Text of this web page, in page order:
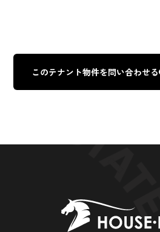
このテナント物件を問い合わせる